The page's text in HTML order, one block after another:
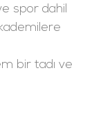
spor dahil
bir tadı ve